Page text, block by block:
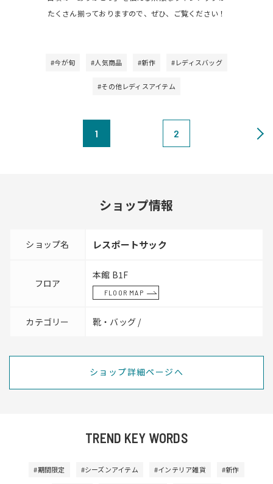
たくさん揃っておりますので、ぜひ、ご覧ください！
#今が旬 #人気商品 #新作 #レディスバッグ
#その他レディスアイテム
1 2
ショップ情報
ショップ名 レスポートサック
フロア
本館 B1F
FLOOR MAP
カテゴリー 靴・バッグ /
ショップ詳細ページへ
TREND KEY WORDS
#期間限定 #シーズンアイテム #インテリア雑貨 #新作